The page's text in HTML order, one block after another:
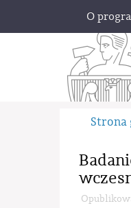
O
Strona